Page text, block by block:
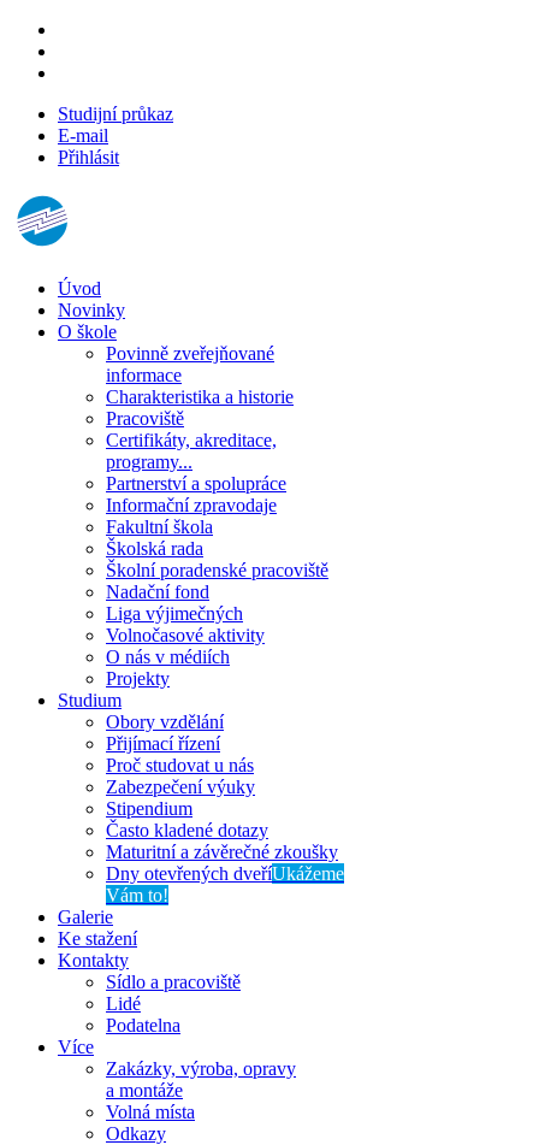
Studijní průkaz
E-mail
Přihlásit
Úvod
Novinky
O škole
Povinně zveřejňované
informace
Charakteristika a historie
Pracoviště
Certifikáty, akreditace,
programy...
Partnerství a spolupráce
Informační zpravodaje
Fakultní škola
Školská rada
Školní poradenské pracoviště
Nadační fond
Liga výjimečných
Volnočasové aktivity
O nás v médiích
Projekty
Studium
Obory vzdělání
Přijímací řízení
Proč studovat u nás
Zabezpečení výuky
Stipendium
Často kladené dotazy
Maturitní a závěrečné zkoušky
Dny otevřených dveříUkážeme
Vám to!
Galerie
Ke stažení
Kontakty
Sídlo a pracoviště
Lidé
Podatelna
Více
Zakázky, výroba, opravy
a montáže
Volná místa
Odkazy